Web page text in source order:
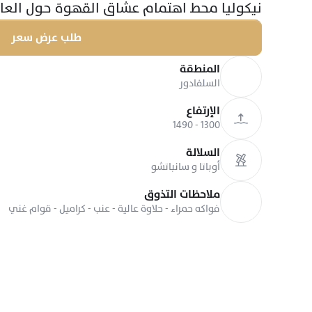
نيكوليا محط اهتمام عشاق القهوة حول
طلب عرض سعر
المنطقة
السلفادور
الإرتفاع
1300 - 1490
السلالة
أوباتا و سانباتشو
ملاحظات التذوق
فواكه حمراء - حلاوة عالية - عنب - كراميل - قوام غني